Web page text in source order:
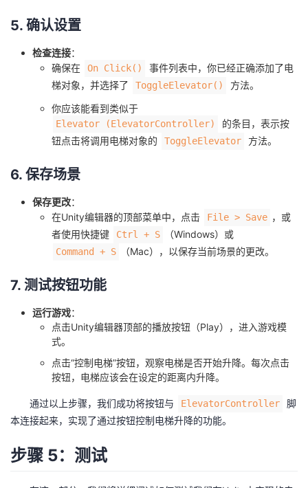
5. 确认设置
检查连接：
确保在
On Click()
事件列表中，你已经正确添加了电
梯对象，并选择了
ToggleElevator()
方法。
你应该能看到类似于
Elevator (ElevatorController)
的条目，表示按
钮点击将调用电梯对象的
ToggleElevator 方法。
6. 保存场景
保存更改：
在Unity编辑器的顶部菜单中，点击
File > Save ，或
者使用快捷键
Ctrl + S （Windows）或
Command + S （Mac），以保存当前场景的更改。
7. 测试按钮功能
运行游戏：
点击Unity编辑器顶部的播放按钮（Play），进入游戏模
式。
点击“控制电梯”按钮，观察电梯是否开始升降。每次点击
按钮，电梯应该会在设定的距离内升降。
通过以上步骤，我们成功将按钮与 ElevatorController
脚
本连接起来，实现了通过按钮控制电梯升降的功能。
步骤 5：测试